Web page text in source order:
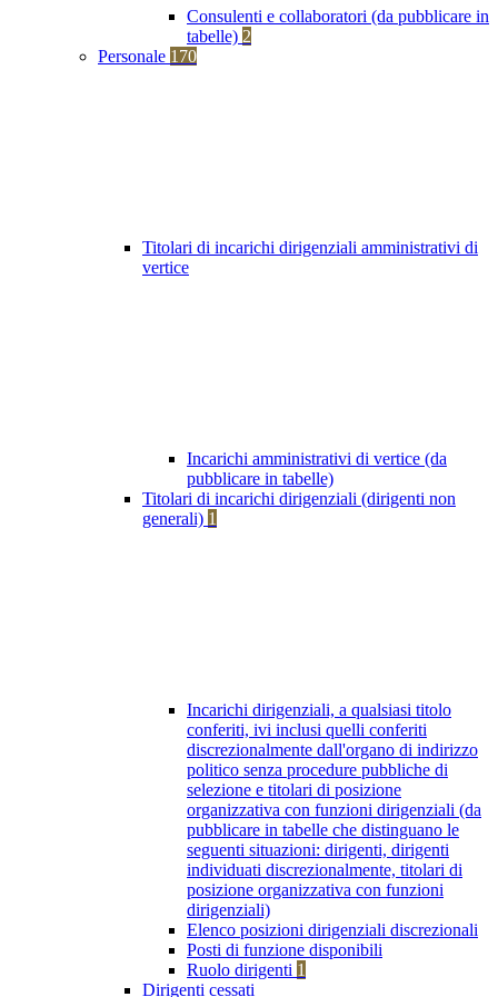
Consulenti e collaboratori (da pubblicare in
tabelle) 2
Personale 170
Titolari di incarichi dirigenziali amministrativi di
vertice
Incarichi amministrativi di vertice (da
pubblicare in tabelle)
Titolari di incarichi dirigenziali (dirigenti non
generali) 1
Incarichi dirigenziali, a qualsiasi titolo
conferiti, ivi inclusi quelli conferiti
discrezionalmente dall'organo di indirizzo
politico senza procedure pubbliche di
selezione e titolari di posizione
organizzativa con funzioni dirigenziali (da
pubblicare in tabelle che distinguano le
seguenti situazioni: dirigenti, dirigenti
individuati discrezionalmente, titolari di
posizione organizzativa con funzioni
dirigenziali)
Elenco posizioni dirigenziali discrezionali
Posti di funzione disponibili
Ruolo dirigenti 1
Dirigenti cessati